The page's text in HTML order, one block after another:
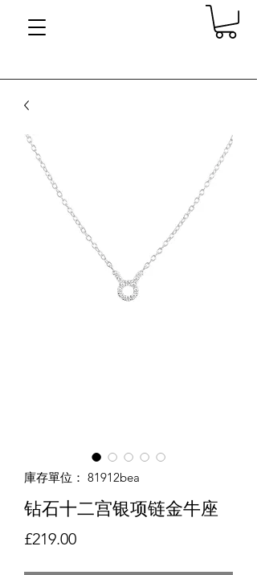
庫存單位： 81912bea
钻石十二宫银项链金牛座
£219.00價格